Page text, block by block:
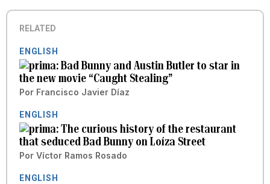
RELATED
ENGLISH
Bad Bunny and Austin Butler to star in
the new movie “Caught Stealing”
Por Francisco Javier Díaz
ENGLISH
The curious history of the restaurant
that seduced Bad Bunny on Loíza Street
Por Víctor Ramos Rosado
ENGLISH